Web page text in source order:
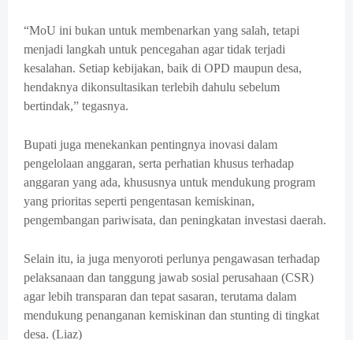
“MoU ini bukan untuk membenarkan yang salah, tetapi
menjadi langkah untuk pencegahan agar tidak terjadi
kesalahan. Setiap kebijakan, baik di OPD maupun desa,
hendaknya dikonsultasikan terlebih dahulu sebelum
bertindak,” tegasnya.
Bupati juga menekankan pentingnya inovasi dalam
pengelolaan anggaran, serta perhatian khusus terhadap
anggaran yang ada, khususnya untuk mendukung program
yang prioritas seperti pengentasan kemiskinan,
pengembangan pariwisata, dan peningkatan investasi daerah.
Selain itu, ia juga menyoroti perlunya pengawasan terhadap
pelaksanaan dan tanggung jawab sosial perusahaan (CSR)
agar lebih transparan dan tepat sasaran, terutama dalam
mendukung penanganan kemiskinan dan stunting di tingkat
desa. (Liaz)